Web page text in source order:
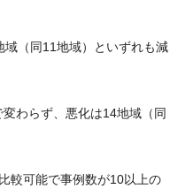
（同11地域）といずれも減
わらず、悪化は14地域（同
較可能で事例数が10以上の